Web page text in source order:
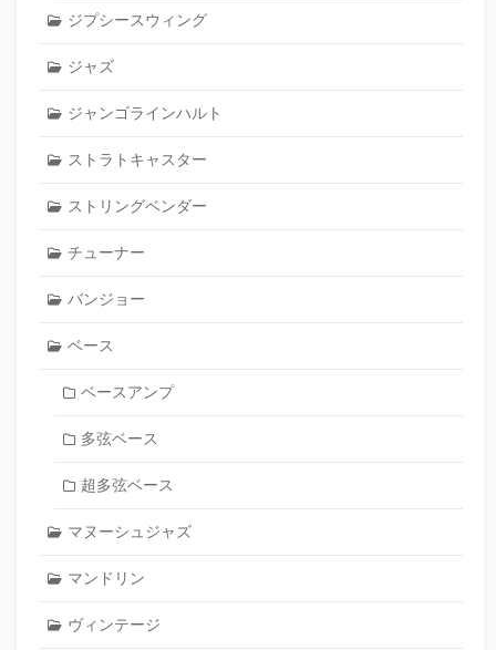
ジプシースウィング
ジャズ
ジャンゴラインハルト
ストラトキャスター
ストリングベンダー
チューナー
バンジョー
ベース
ベースアンプ
多弦ベース
超多弦ベース
マヌーシュジャズ
マンドリン
ヴィンテージ